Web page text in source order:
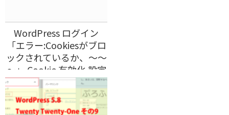
WordPress ログイン
「エラー:Cookiesがブロ
ックされているか、～～
～」 Cookie 有効化 設定